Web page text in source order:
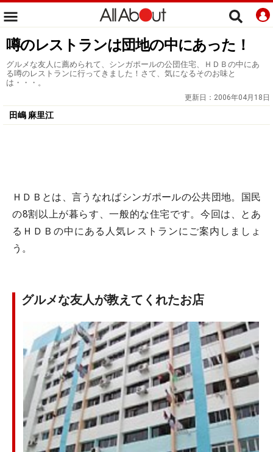
噂のレストランは団地の中にあった！
グルメな友人に薦められて、シンガポールの公団住宅、ＨＤＢの中にあ
る噂のレストランに行ってきました！さて、気になるそのお味と
は・・・。
更新日： 2006年04月18日
田嶋 麻里江
ＨＤＢとは、言うなればシンガポールの公共団地。国民
の8割以上が暮らす、一般的な住宅です。今回は、とあ
るＨＤＢの中にある人気レストランにご案内しましょ
う。
グルメな友人が教えてくれたお店